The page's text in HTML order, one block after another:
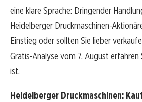
eine klare Sprache: Dringender
Heidelberger Druckmaschinen-
Einstieg oder sollten Sie lieber
Gratis-Analyse vom 7. August
ist.
Heidelberger Druckmaschinen: